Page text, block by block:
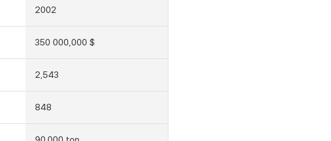
2002
350 000,000 $
2,543
848